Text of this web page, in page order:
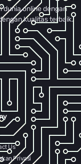
dunia online dengan
kualitas terbaik.
Us
Privasi